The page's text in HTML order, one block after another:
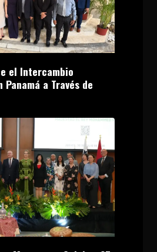
el Intercambio
a Través de